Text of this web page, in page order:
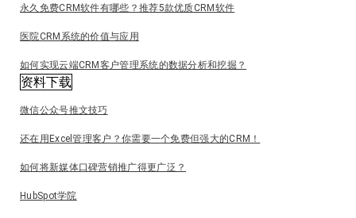
永久免费CRM软件有哪些？推荐5款优质CRM软件
医院CRM系统的价值与应用
如何实现云端CRM客户管理系统的数据分析和挖掘？
资料下载
微信公众号推文技巧
还在用Excel管理客户？你需要一个免费但强大的CRM！
如何将新媒体口碑营销推广得更广泛？
HubSpot学院